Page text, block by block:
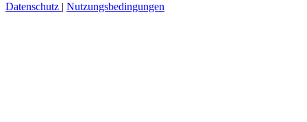
Datenschutz | Nutzungsbedingungen